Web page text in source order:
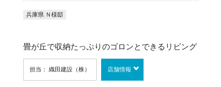
兵庫県 Ｎ様邸
畳が丘で収納たっぷりのゴロンとできるリビング
担当： 織田建設（株） 店舗情報